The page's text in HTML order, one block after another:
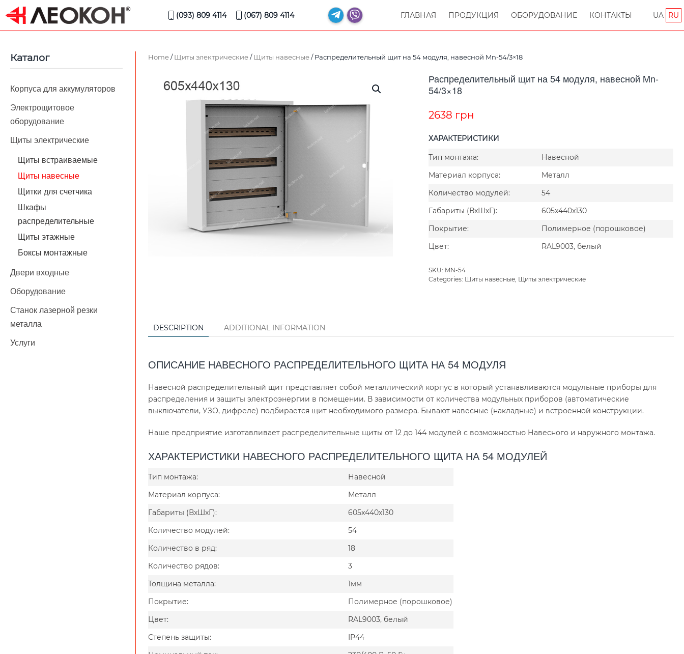
(093) 809 4114 (067) 809 4114 ГЛАВНАЯ ПРОДУКЦИЯ ОБОРУДОВАНИЕ КОНТАКТЫ UA RU
Home/Щиты электрические/Щиты навесные/ Распределительный щит на 54 модуля, навесной Mn-54/3×18
Распределительный щит на 54 модуля, навесной Mn-
54/3×18
2638 грн
ХАРАКТЕРИСТИКИ
Тип монтажа:
Навесной
Материал корпуса:
Металл
Количество модулей:
54
Габариты (ВxШxГ):
605x440x130
Покрытие:
Полимерное (порошковое)
Цвет:
RAL9003, белый
SKU: MN-54
Categories: Щиты навесные, Щиты электрические
DESCRIPTION ADDITIONAL INFORMATION
ОПИСАНИЕ НАВЕСНОГО РАСПРЕДЕЛИТЕЛЬНОГО ЩИТА НА 54 МОДУЛЯ
Навесной распределительный щит представляет собой металлический корпус в который устанавливаются модульные приборы для
распределения и защиты электроэнергии в помещении. В зависимости от количества модульных приборов (автоматические
выключатели, УЗО, дифреле) подбирается щит необходимого размера. Бывают навесные (накладные) и встроенной конструкции.
Наше предприятие изготавливает распределительные щиты от 12 до 144 модулей с возможностью Навесного и наружного монтажа.
ХАРАКТЕРИСТИКИ НАВЕСНОГО РАСПРЕДЕЛИТЕЛЬНОГО ЩИТА НА 54 МОДУЛЕЙ
Тип монтажа:
Навесной
Материал корпуса:
Металл
Габариты (ВxШxГ):
605x440x130
Количество модулей:
54
Количество в ряд:
18
Количество рядов:
3
Толщина металла:
1мм
Покрытие:
Полимерное (порошковое)
Цвет:
RAL9003, белый
Степень защиты:
IP44
Каталог
Корпуса для аккумуляторов
Электрощитовое
оборудование
Щиты электрические
Щиты встраиваемые
Щиты навесные
Щитки для счетчика
Шкафы
распределительные
Щиты этажные
Боксы монтажные
Двери входные
Оборудование
Станок лазерной резки
металла
Услуги